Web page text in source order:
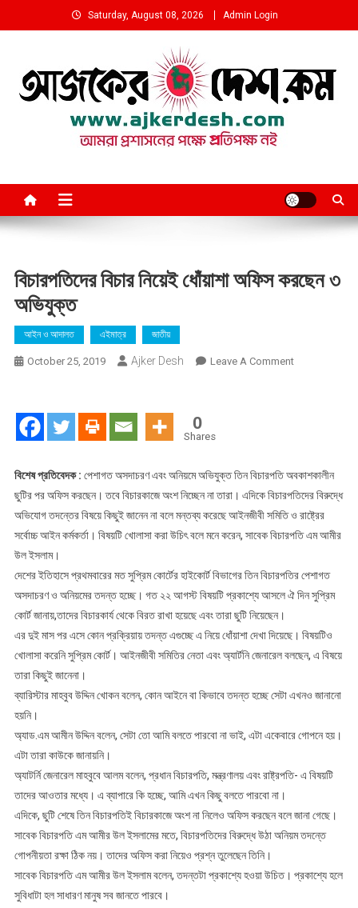
to
Saturday, August 08, 2026 Admin Login
বিচারপতিদের বিচার নিয়েই ধোঁয়াশা অফিস করছেন ৩
অভিযুক্ত
আইন ও আদালত এইমাত্র জাতীয়
October 25, 2019 Ajker Desh Leave A CommentOn
করছেন
৩
অভিযুক্ত
0
Shares
বিশেষ প্রতিবেদক : পেশাগত অসদাচরণ এবং অনিয়মে অভিযুক্ত তিন বিচারপতি অবকাশকালীন
ছুটির পর অফিস করছেন। তবে বিচারকাজে অংশ নিচ্ছেন না তারা। এদিকে বিচারপতিদের বিরুদ্ধে
অভিযোগ তদন্তের বিষয়ে কিছুই জানেন না বলে মন্তব্য করেছে আইনজীবী সমিতি ও রাষ্ট্রের
সর্বোচ্চ আইন কর্মকর্তা। বিষয়টি খোলাসা করা উচিৎ বলে মনে করেন, সাবেক বিচারপতি এম আমীর
উল ইসলাম।
দেশের ইতিহাসে প্রথমবারের মত সুপ্রিম কোর্টের হাইকোর্ট বিভাগের তিন বিচারপতির পেশাগত
অসদাচরণ ও অনিয়মের তদন্ত হচ্ছে। গত ২২ আগস্ট বিষয়টি প্রকাশ্যে আসলে ঐ দিন সুপ্রিম
কোর্ট জানায়,তাদের বিচারকার্য থেকে বিরত রাখা হয়েছে এবং তারা ছুটি নিয়েছেন।
এর দুই মাস পর এসে কোন প্রক্রিয়ায় তদন্ত এগুচ্ছে এ নিয়ে ধোঁয়াশা দেখা দিয়েছে। বিষয়টিও
খোলাসা করেনি সুপ্রিম কোর্ট। আইনজীবী সমিতির নেতা এবং অ্যার্টনি জেনারেল বলছেন, এ বিষয়ে
তারা কিছুই জানেনা।
ব্যারিস্টার মাহবুব উদ্দিন খোকন বলেন, কোন আইনে বা কিভাবে তদন্ত হচ্ছে সেটা এখনও জানানো
হয়নি।
অ্যাড.এম আমীন উদ্দিন বলেন, সেটা তো আমি বলতে পারবো না ভাই, এটা একেবারে গোপনে হয়।
এটা তারা কাউকে জানায়নি।
অ্যাটর্নি জেনারেল মাহবুবে আলম বলেন, প্রধান বিচারপতি, মন্ত্রণালয় এবং রাষ্ট্রপতি- এ বিষয়টি
তাদের আওতার মধ্যে। এ ব্যাপারে কি হচ্ছে, আমি এখন কিছু বলতে পারবো না।
এদিকে, ছুটি শেষে তিন বিচারপতিই বিচারকাজে অংশ না নিলেও অফিস করছেন বলে জানা গেছে।
সাবেক বিচারপতি এম আমীর উল ইসলামের মতে, বিচারপতিদের বিরুদ্ধে উঠা অনিয়ম তদন্তে
গোপনীয়তা রক্ষা ঠিক নয়। তাদের অফিস করা নিয়েও প্রশ্ন তুলেছেন তিনি।
সাবেক বিচারপতি এম আমীর উল ইসলাম বলেন, তদন্তটা প্রকাশ্যে হওয়া উচিত। প্রকাশ্যে হলে
সুবিধাটা হল সাধারণ মানুষ সব জানতে পারবে।